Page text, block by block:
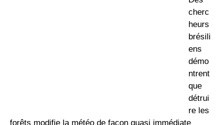
cherc
heurs
brésili
ens
démo
ntrent
que
détrui
re les
forêts modifie la météo de façon quasi immédiate